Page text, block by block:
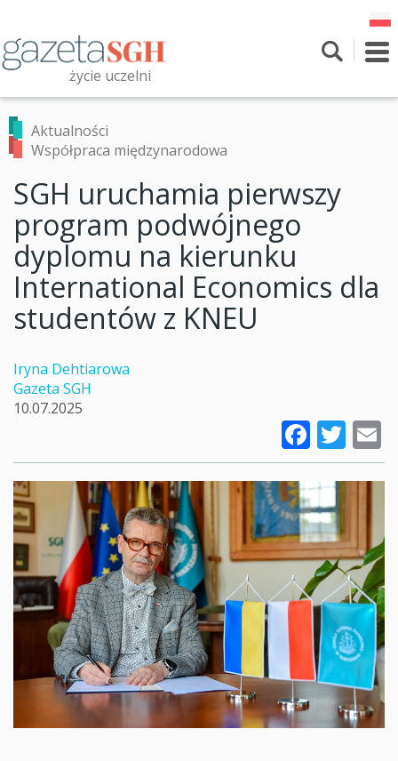
treści
życie uczelni
Przeszukaj witrynę
Aktualności
Współpraca międzynarodowa
SGH uruchamia pierwszy
program podwójnego
dyplomu na kierunku
International Economics dla
studentów z KNEU
Iryna Dehtiarowa
Gazeta SGH
10.07.2025